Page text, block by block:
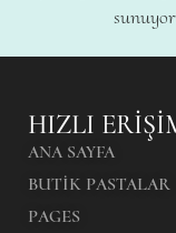
HIZLI
ANA SAYFA
BUTIK PASTALAR
PAGES